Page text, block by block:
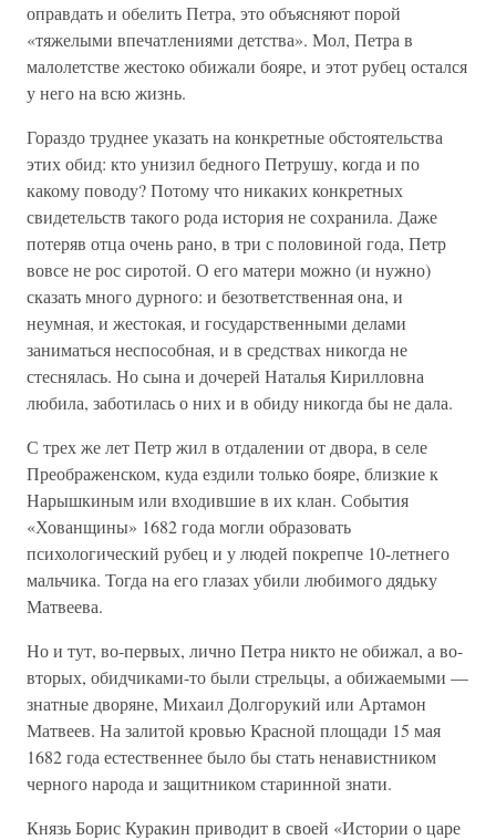
оправдать и обелить Петра, это объясняют порой
«тяжелыми впечатлениями детства». Мол, Петра в
малолетстве жестоко обижали бояре, и этот рубец остался
у него на всю жизнь.
Гораздо труднее указать на конкретные обстоятельства
этих обид: кто унизил бедного Петрушу, когда и по
какому поводу? Потому что никаких конкретных
свидетельств такого рода история не сохранила. Даже
потеряв отца очень рано, в три с половиной года, Петр
вовсе не рос сиротой. О его матери можно (и нужно)
сказать много дурного: и безответственная она, и
неумная, и жестокая, и государственными делами
заниматься неспособная, и в средствах никогда не
стеснялась. Но сына и дочерей Наталья Кирилловна
любила, заботилась о них и в обиду никогда бы не дала.
С трех же лет Петр жил в отдалении от двора, в селе
Преображенском, куда ездили только бояре, близкие к
Нарышкиным или входившие в их клан. События
«Хованщины» 1682 года могли образовать
психологический рубец и у людей покрепче 10-летнего
мальчика. Тогда на его глазах убили любимого дядьку
Матвеева.
Но и тут, во-первых, лично Петра никто не обижал, а во-
вторых, обидчиками-то были стрельцы, а обижаемыми —
знатные дворяне, Михаил Долгорукий или Артамон
Матвеев. На залитой кровью Красной площади 15 мая
1682 года естественнее было бы стать ненавистником
черного народа и защитником старинной знати.
Князь Борис Куракин приводит в своей «Истории о царе